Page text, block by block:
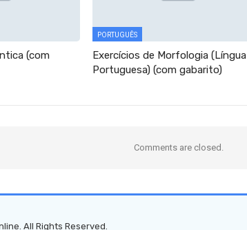
(com
PORTUGUÊS
Exercícios de Morfologia (Língua
Portuguesa) (com gabarito)
Comments are closed.
All Rights Reserved.